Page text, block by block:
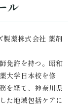
ル
製薬株式会社 薬剤
免許を持つ。昭和
大学日本校を修
を経て、神奈川県
た地域包括ケアに